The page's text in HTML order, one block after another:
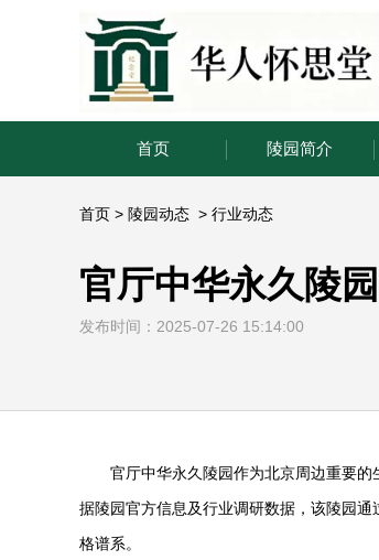
首页 陵园简介
首页 > 陵园动态 > 行业动态
官厅中华永久陵
发布时间：2025-07-26 15:14:00
官厅中华永久陵园作为北京周边重要的
据陵园官方信息及行业调研数据，该陵园
格谱系。